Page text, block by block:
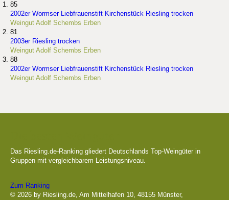
85
2002er Wormser Liebfrauenstift Kirchenstück Riesling trocken
Weingut Adolf Schembs Erben
81
2003er Riesling trocken
Weingut Adolf Schembs Erben
88
2002er Wormser Liebfrauenstift Kirchenstück Riesling trocken
Weingut Adolf Schembs Erben
Das Riesling.de-Ranking gliedert Deutschlands Top-Weingüter in
Gruppen mit vergleichbarem Leistungsniveau.
Zum Ranking
© 2026 by Riesling.de, Am Mittelhafen 10, 48155 Münster,